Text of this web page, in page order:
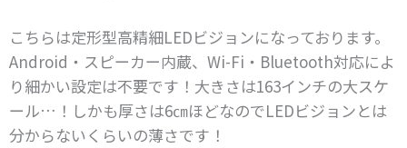
こちらは定形型高精細LEDビジョンになっております。
Android・スピーカー内蔵、Wi-Fi・Bluetooth対応によ
り細かい設定は不要です！ 大きさは163インチの大スケ
ール…！しかも厚さは6㎝ほどなのでLEDビジョンとは
分からないくらいの薄さです！